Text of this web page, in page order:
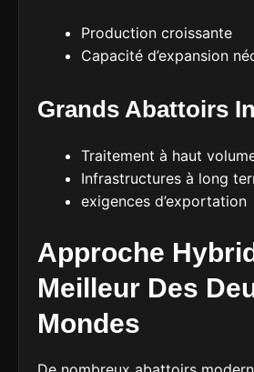
Production croissante
Capacité d’expansion
Grands Abattoirs
Traitement à haut
Infrastructures à long
exigences d’exportation
Approche
Meilleur Des
Mondes